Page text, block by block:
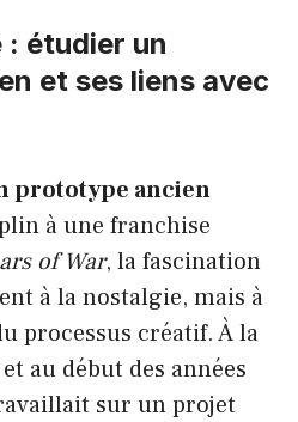
: étudier un
et ses liens avec
prototype ancien
à une franchise
of War, la fascination
à la nostalgie, mais à
processus créatif. À la
au début des années
sur un projet